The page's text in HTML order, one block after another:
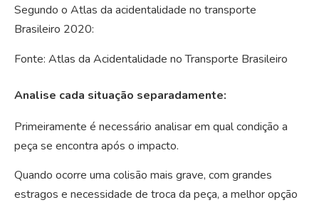
Segundo o Atlas da acidentalidade no transporte
Brasileiro 2020:
Fonte: Atlas da Acidentalidade no Transporte Brasileiro
Analise cada situação separadamente:
Primeiramente é necessário analisar em qual condição a
peça se encontra após o impacto.
Quando ocorre uma colisão mais grave, com grandes
estragos e necessidade de troca da peça, a melhor opção